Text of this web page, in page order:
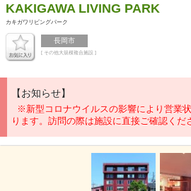
KAKIGAWA LIVING PARK
カキガワリビングパーク
長岡市
[ その他大規模複合施設 ]
【お知らせ】
※新型コロナウイルスの影響により営業
ります。訪問の際は施設に直接ご確認くだ